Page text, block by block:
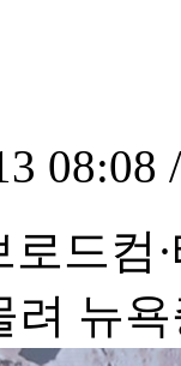
08:08
드컴
뉴